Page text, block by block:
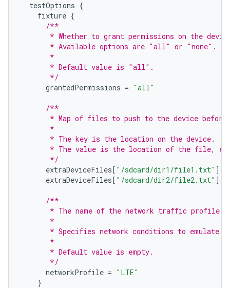
testOptions {
fixture {
/**
* Whether to grant permissions on the
       * Available options are "all" or "none".
       *
       * Default value is "all".
       */
grantedPermissions = "all"
/**
* Map of files to push to the device
       *
       * The key is the location on the device.
* The value is the location of the file,
       */
extraDeviceFiles[ "/sdcard/dir1/file1.txt" ]
extraDeviceFiles[ "/sdcard/dir2/file2.txt" ]
/**
       * The name of the network traffic profile.
       *
* Specifies network conditions to emulate
       *
       * Default value is empty.
       */
networkProfile = "LTE"
}